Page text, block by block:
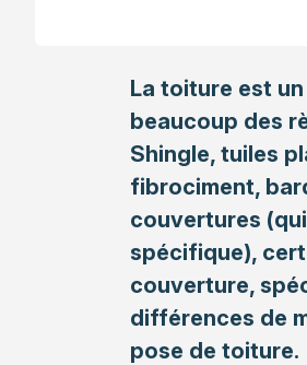
La toiture est
beaucoup des
Shingle, tuiles
fibrociment,
couvertures
spécifique),
couverture,
différences de
pose de toiture.